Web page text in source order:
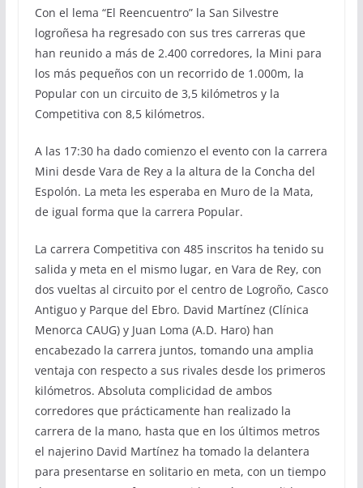
Con el lema “El Reencuentro” la San Silvestre
logroñesa ha regresado con sus tres carreras que
han reunido a más de 2.400 corredores, la Mini para
los más pequeños con un recorrido de 1.000m, la
Popular con un circuito de 3,5 kilómetros y la
Competitiva con 8,5 kilómetros.
A las 17:30 ha dado comienzo el evento con la carrera
Mini desde Vara de Rey a la altura de la Concha del
Espolón. La meta les esperaba en Muro de la Mata,
de igual forma que la carrera Popular.
La carrera Competitiva con 485 inscritos ha tenido su
salida y meta en el mismo lugar, en Vara de Rey, con
dos vueltas al circuito por el centro de Logroño, Casco
Antiguo y Parque del Ebro. David Martínez (Clínica
Menorca CAUG) y Juan Loma (A.D. Haro) han
encabezado la carrera juntos, tomando una amplia
ventaja con respecto a sus rivales desde los primeros
kilómetros. Absoluta complicidad de ambos
corredores que prácticamente han realizado la
carrera de la mano, hasta que en los últimos metros
el najerino David Martínez ha tomado la delantera
para presentarse en solitario en meta, con un tiempo